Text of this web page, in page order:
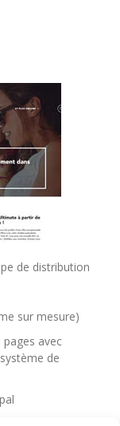
de distribution
sur mesure)
pages avec
de